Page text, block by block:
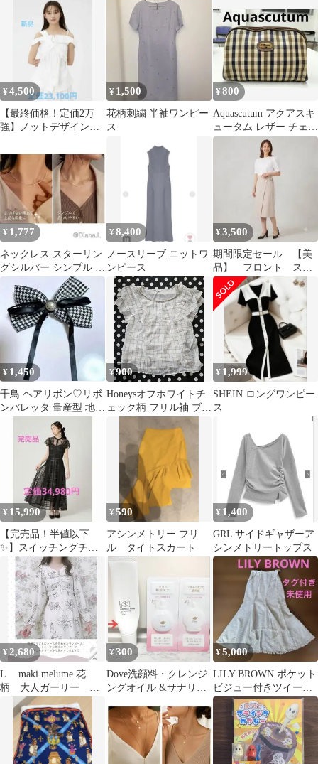
¥4,500
【最終価格！定価2万
強】ノットデザインシ
イディー
¥ 1,500
花柄刺繍 半袖ワンピー
ス
¥800
Aquascutum アクアスキ
ュータム レザー チェッ
ク クラッチバッグ
¥ 1,777
ネックレス スターリン
グシルバー シンプル １
点 重ね付け 着けっぱ
なし
¥8,400
ノースリーブ ニットワ
ンピース
¥3,500
期間限定セール 【美
品】 フロント スリ
ット ラップ スカー
ト
¥ 1,450
千鳥 ヘアリボン♡リボ
ンバレッタ 量産型 地雷
系 千鳥柄 ヘアドレス
¥900
Honeysオフホワイトチ
ェック柄 フリル袖 ブラ
アル
¥ 1,999
SHEIN ロングワンピー
ス
¥ 15,990
【完売品！半値以下
✨】スイッチングチェ
ックレースドレス フレ
イアイディー
¥590
アシンメトリー フリ
ル タイトスカート
¥ 1,400
GRL サイドギャザーア
シンメトリートップス
¥ 2,680
L maki melume 花
柄 大人ガーリー フ
レア ワンピース フラワ
¥300
Dove洗顔料・クレンジ
ングオイル &サナリン
¥5,000
LILY BROWN ポケット
ビジュー付きツイード
SK サイズ1 /M 新品